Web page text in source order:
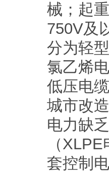
械；起
750V及
分为轻
氯乙烯
低压电
城市改
电力缺
（
套控制